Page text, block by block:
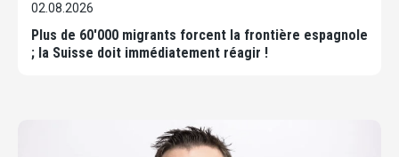
02.08.2026
Plus de 60'000 migrants forcent la frontière espagnole
; la Suisse doit immédiatement réagir !